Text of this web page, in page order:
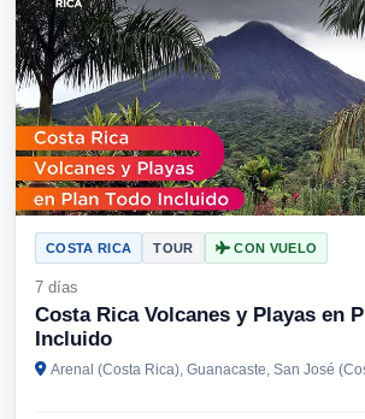
COSTA RICA TOUR CON VUELO
7 días
Costa Rica Volcanes y Playas en
Incluido
Arenal (Costa Rica), Guanacaste, San José